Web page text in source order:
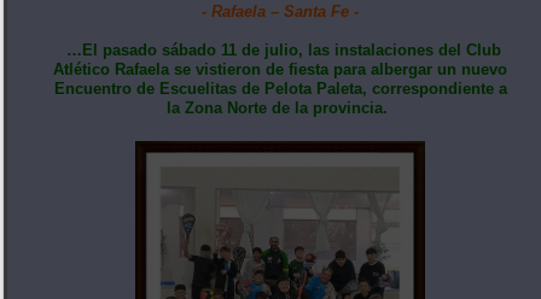
- Rafaela – Santa Fe -
…El pasado sábado 11 de julio, las instalaciones del Club
Atlético Rafaela se vistieron de fiesta para albergar un nuevo
Encuentro de Escuelitas de Pelota Paleta, correspondiente a
la Zona Norte de la provincia.